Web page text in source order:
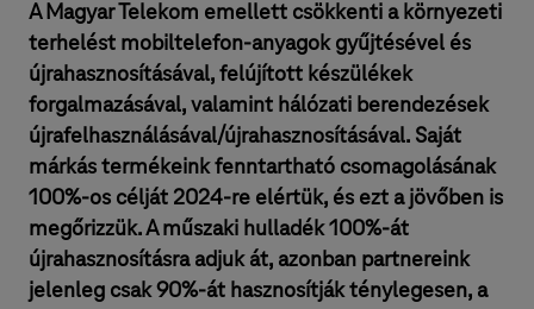
A Magyar Telekom emellett csökkenti a környezeti
terhelést mobiltelefon-anyagok gyűjtésével és
újrahasznosításával, felújított készülékek
forgalmazásával, valamint hálózati berendezések
újrafelhasználásával/újrahasznosításával. Saját
márkás termékeink fenntartható csomagolásának
100%-os célját 2024-re elértük, és ezt a jövőben is
megőrizzük. A műszaki hulladék 100%-át
újrahasznosításra adjuk át, azonban partnereink
jelenleg csak 90%-át hasznosítják ténylegesen, a